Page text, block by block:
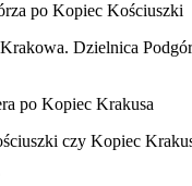
po Kopiec Kościuszki
Dzielnica
po Kopiec Krakusa
czy Kopiec